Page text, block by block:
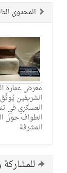
المحتوى
معرض عمارة
الشريفين
العسكري في
الطواف حول
المشرفة
للمشاركة